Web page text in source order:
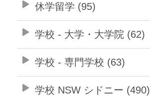
休学留学 (95)
学校 - 大学・大学院 (62)
学校 - 専門学校 (63)
学校 NSW シドニー (490)